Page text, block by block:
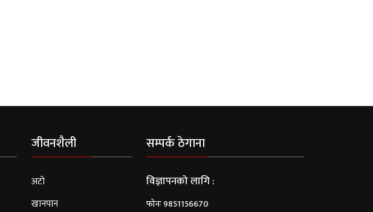
जीवनशैली
अटो
खानपान
सम्पर्क ठेगाना
विज्ञापनको लागि :
फोनः 9851156670